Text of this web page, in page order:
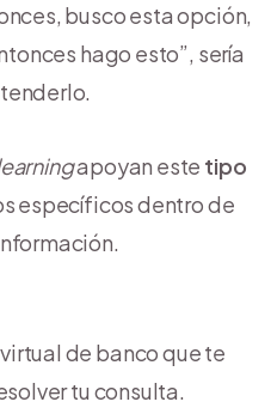
busco esta opción,
hago esto”, sería
apoyan este tipo
específicos dentro de
de banco que te
tu consulta.